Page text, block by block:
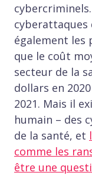
cyberattaques
également les
que le coût
secteur de la
dollars en
2021. Mais il
humain – des
de la santé, et
comme les
être une